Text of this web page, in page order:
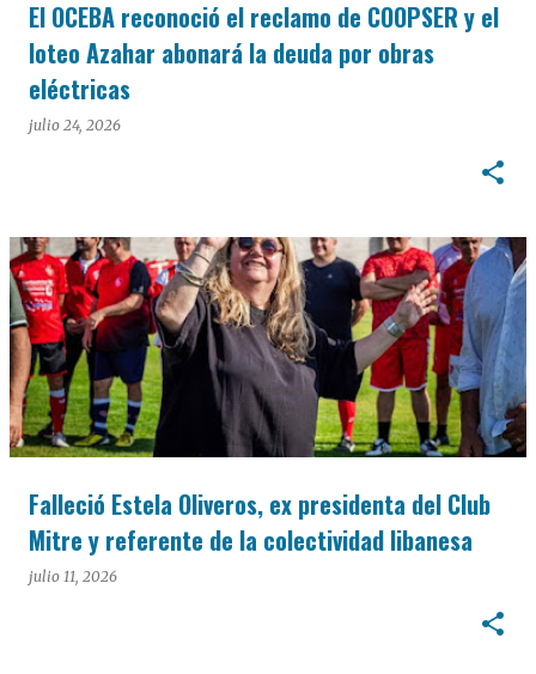
El OCEBA reconoció el reclamo de COOPSER y el
loteo Azahar abonará la deuda por obras
eléctricas
julio 24, 2026
Falleció Estela Oliveros, ex presidenta del Club
Mitre y referente de la colectividad libanesa
julio 11, 2026